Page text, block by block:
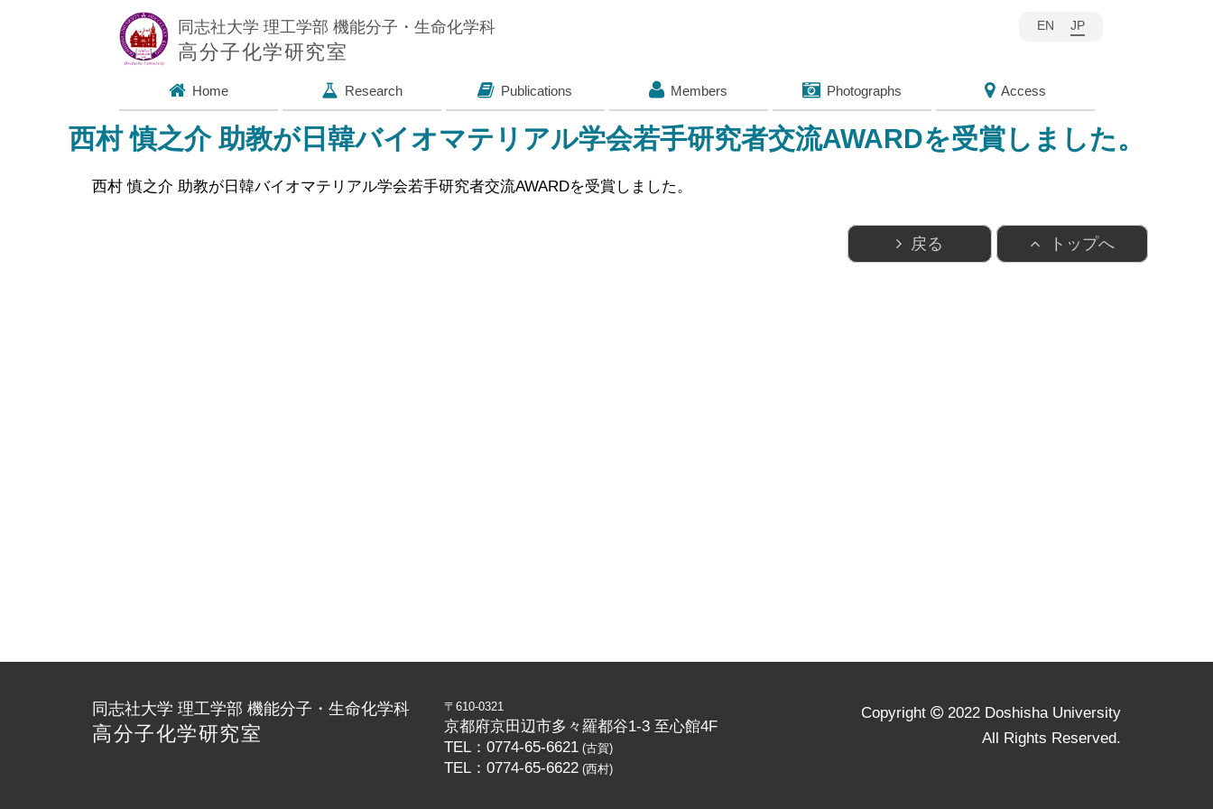
同志社大学 理工学部 機能分子・生命化学科
高分子化学研究室
EN JP
Home Research Publications Members Photographs Access
西村 慎之介 助教が日韓バイオマテリアル学会若手研究者交流AWARDを受賞しました。
西村 慎之介 助教が日韓バイオマテリアル学会若手研究者交流AWARDを受賞しました。
戻る トップへ
同志社大学 理工学部 機能分子・生命化学科
高分子化学研究室
〒610-0321
京都府京田辺市多々羅都谷1-3 至心館4F
TEL：0774-65-6621 (古賀)
TEL：0774-65-6622 (西村)
Copyright
2022 Doshisha University
All Rights Reserved.